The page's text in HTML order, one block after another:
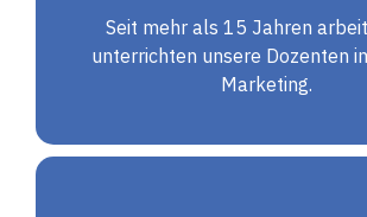
Seit mehr als 15 Jahren
unterrichten unsere Dozenten
Marketing.